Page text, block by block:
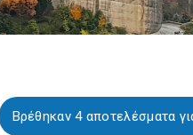
Βρέθηκαν 4 αποτελέσματα